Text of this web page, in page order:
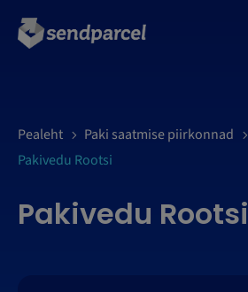
Pealeht Paki saatmise piirkonnad
Pakivedu Rootsi
Pakivedu Rootsi